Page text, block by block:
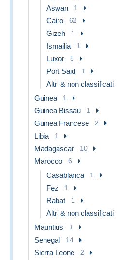
Aswan 1
Cairo 62
Gizeh 1
Ismailia 1
Luxor 5
Port Said 1
Altri & non classificati
Guinea 1
Guinea Bissau 1
Guinea Francese 2
Libia 1
Madagascar 10
Marocco 6
Casablanca 1
Fez 1
Rabat 1
Altri & non classificati
Mauritius 1
Senegal 14
Sierra Leone 2